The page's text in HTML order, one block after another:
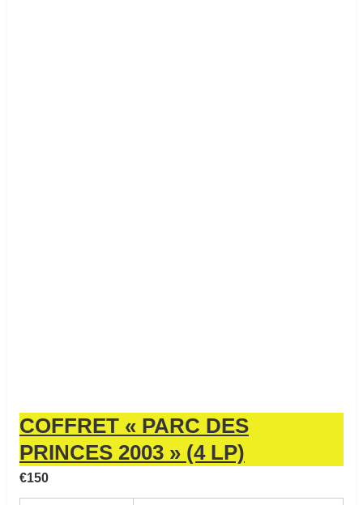
COFFRET « PARC DES
PRINCES 2003 » (4 LP)
€150